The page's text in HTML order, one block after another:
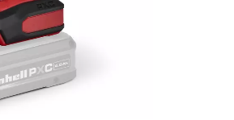
Herramientas Power X-Change
Herramientas de jardín Power X-Change